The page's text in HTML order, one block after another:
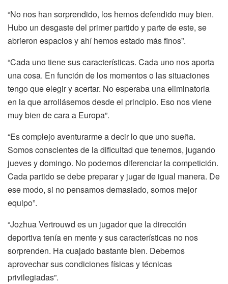
“No nos han sorprendido, los hemos defendido muy bien.
Hubo un desgaste del primer partido y parte de este, se
abrieron espacios y ahí hemos estado más finos”.
“Cada uno tiene sus características. Cada uno nos aporta
una cosa. En función de los momentos o las situaciones
tengo que elegir y acertar. No esperaba una eliminatoria
en la que arrollásemos desde el principio. Eso nos viene
muy bien de cara a Europa”.
“Es complejo aventurarme a decir lo que uno sueña.
Somos conscientes de la dificultad que tenemos, jugando
jueves y domingo. No podemos diferenciar la competición.
Cada partido se debe preparar y jugar de igual manera. De
ese modo, si no pensamos demasiado, somos mejor
equipo”.
“Jozhua Vertrouwd es un jugador que la dirección
deportiva tenía en mente y sus características no nos
sorprenden. Ha cuajado bastante bien. Debemos
aprovechar sus condiciones físicas y técnicas
privilegiadas”.